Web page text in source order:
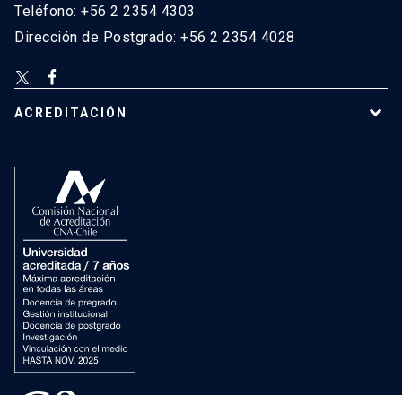
Teléfono: +56 2 2354 4303
Dirección de Postgrado: +56 2 2354 4028
ACREDITACIÓN